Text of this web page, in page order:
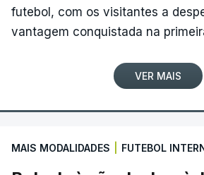
futebol, com os visitantes a
vantagem conquistada na
VER MAIS
MAIS MODALIDADES FUTEBOL